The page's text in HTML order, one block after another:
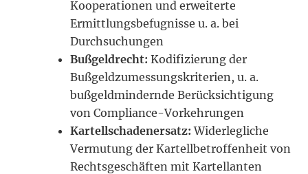
Kooperationen und erweiterte
Ermittlungsbefugnisse u. a. bei
Durchsuchungen
Bußgeldrecht: Kodifizierung der
Bußgeldzumessungskriterien, u. a.
bußgeldmindernde Berücksichtigung
von Compliance-Vorkehrungen
Kartellschadenersatz: Widerlegliche
Vermutung der Kartellbetroffenheit von
Rechtsgeschäften mit Kartellanten